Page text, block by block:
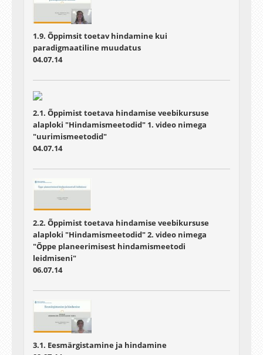
1.9. Õppimsit toetav hindamine kui
paradigmaatiline muudatus
04.07.14
2.1. Õppimist toetava hindamise veebikursuse
alaploki "Hindamismeetodid" 1. video nimega
"uurimismeetodid"
04.07.14
2.2. Õppimist toetava hindamise veebikursuse
alaploki "Hindamismeetodid" 2. video nimega
"Õppe planeerimisest hindamismeetodi
leidmiseni"
06.07.14
3.1. Eesmärgistamine ja hindamine